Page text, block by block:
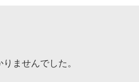
ませんでした。